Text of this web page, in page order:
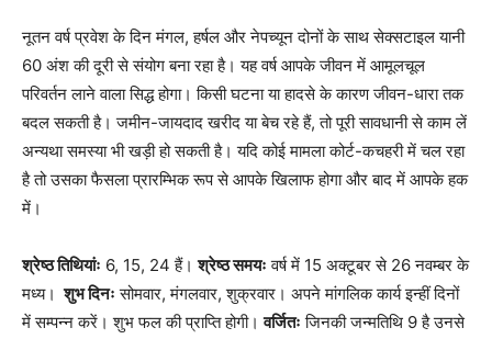
नूतन वर्ष प्रवेश के दिन मंगल, हर्षल और नेपच्यून दोनों के साथ सेक्सटाइल यानी
60 अंश की दूरी से संयोग बना रहा है। यह वर्ष आपके जीवन में आमूलचूल
परिवर्तन लाने वाला सिद्ध होगा। किसी घटना या हादसे के कारण जीवन-धारा तक
बदल सकती है। जमीन-जायदाद खरीद या बेच रहे हैं, तो पूरी सावधानी से काम लें
अन्यथा समस्या भी खड़ी हो सकती है। यदि कोई मामला कोर्ट-कचहरी में चल रहा
है तो उसका फैसला प्रारम्भिक रूप से आपके खिलाफ होगा और बाद में आपके हक
में।
श्रेष्ठ तिथियांः 6, 15, 24 हैं।श्रेष्ठ समयः वर्ष में 15 अक्टूबर से 26 नवम्बर के
मध्य। शुभ दिनः सोमवार, मंगलवार, शुक्रवार। अपने मांगलिक कार्य इन्हीं दिनों
में सम्पन्न करें। शुभ फल की प्राप्ति होगी।वर्जितः जिनकी जन्मतिथि 9 है उनसे